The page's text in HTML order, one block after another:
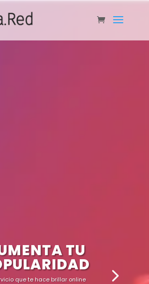
TU
que te hace brillar online